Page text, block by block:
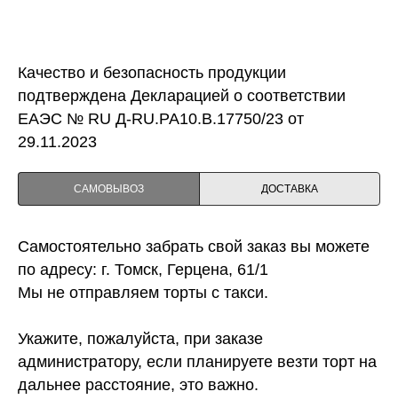
Качество и безопасность продукции
подтверждена Декларацией о соответствии
ЕАЭС № RU Д-RU.PA10.B.17750/23 от
29.11.2023
САМОВЫВОЗ ДОСТАВКА
Самостоятельно забрать свой заказ вы можете
по адресу: г. Томск, Герцена, 61/1
Мы не отправляем торты с такси.
Укажите, пожалуйста, при заказе
администратору, если планируете везти торт на
дальнее расстояние, это важно.